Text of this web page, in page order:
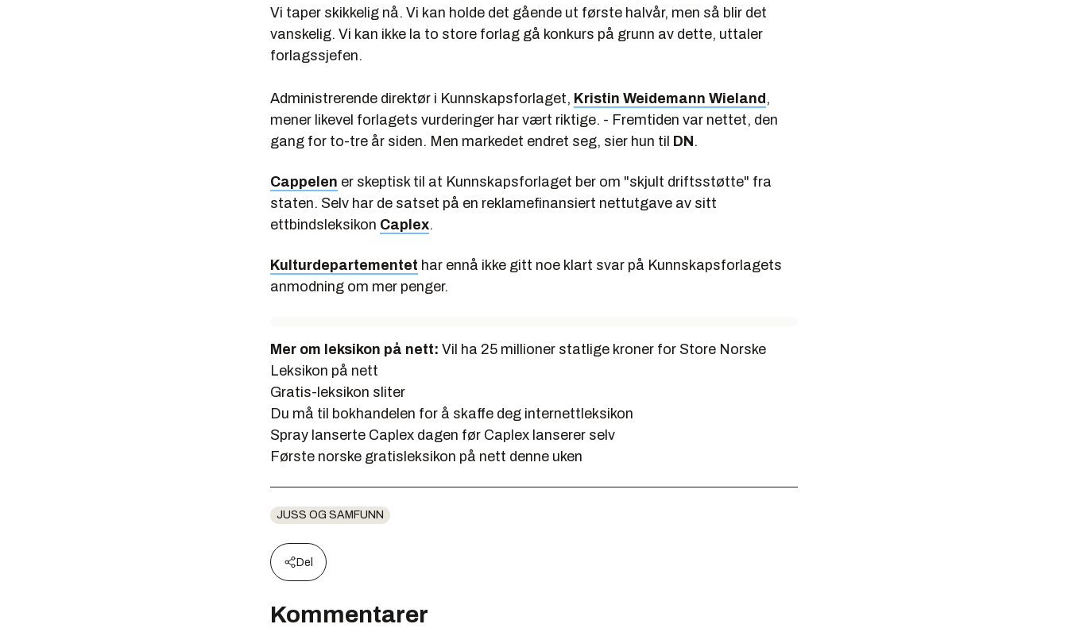
Vi taper skikkelig nå. Vi kan holde det gående ut første halvår, men så blir det
vanskelig. Vi kan ikke la to store forlag gå konkurs på grunn av dette, uttaler
forlagssjefen.
Administrerende direktør i Kunnskapsforlaget, Kristin Weidemann Wieland ,
mener likevel forlagets vurderinger har vært riktige. - Fremtiden var nettet, den
gang for to-tre år siden. Men markedet endret seg, sier hun til DN .
Cappelen er skeptisk til at Kunnskapsforlaget ber om "skjult driftsstøtte" fra
staten. Selv har de satset på en reklamefinansiert nettutgave av sitt
ettbindsleksikon Caplex.
Kulturdepartementet har ennå ikke gitt noe klart svar på Kunnskapsforlagets
anmodning om mer penger.
Mer om leksikon på nett: Vil ha 25 millioner statlige kroner for Store Norske
Leksikon på nett
Gratis-leksikon sliter
Du må til bokhandelen for å skaffe deg internettleksikon
Spray lanserte Caplex dagen før Caplex lanserer selv
Første norske gratisleksikon på nett denne uken
JUSS OG SAMFUNN
Del
Kommentarer